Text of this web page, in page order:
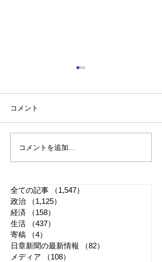
れいわ・山本太郎が代表
辞任 日本第一党・桜井
コメント
コメントを追加…
全ての記事 （1,547）
政治
（1,125）
経済
（158）
生活
（437）
寄稿
（4）
日章新聞の最新情報
（82）
メディア
（108）